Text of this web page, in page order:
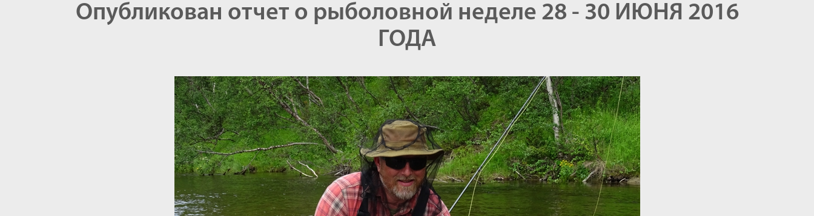
Опубликован отчет о рыболовной неделе 28 - 30 ИЮНЯ 2016
ГОДА